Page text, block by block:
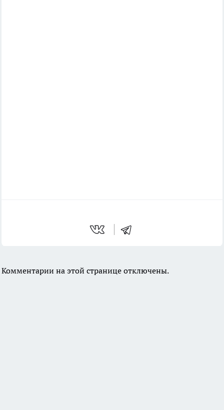
Комментарии на этой странице отключены.